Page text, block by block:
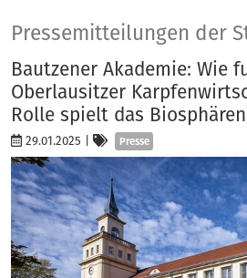
Presse
Pressemitteilungen der
Bautzener Akademie: Wie
Oberlausitzer
Rolle spielt das
29.01.2025 Kategorien
Presse